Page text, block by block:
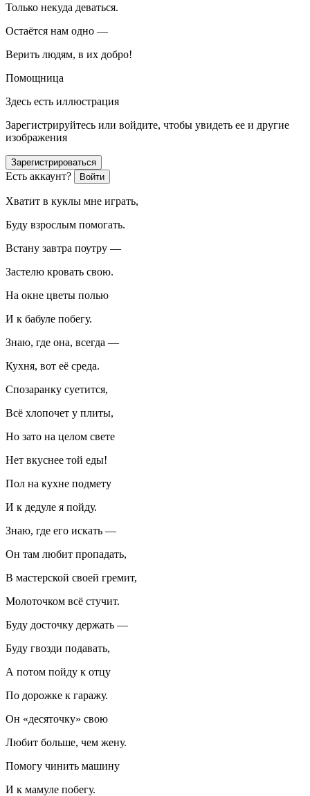
Только некуда деваться.
Остаётся нам одно —
Верить людям, в их добро!
Помощница
Здесь есть иллюстрация
Зарегистрируйтесь или войдите, чтобы увидеть ее и другие
изображения
Зарегистрироваться
Есть аккаунт? Войти
Хватит в куклы мне играть,
Буду взрослым помогать.
Встану завтра поутру —
Застелю кровать свою.
На окне цветы полью
И к бабуле побегу.
Знаю, где она, всегда —
Кухня, вот её среда.
Спозаранку суетится,
Всё хлопочет у плиты,
Но зато на целом свете
Нет вкуснее той еды!
Пол на кухне подмету
И к дедуле я пойду.
Знаю, где его искать —
Он там любит пропадать,
В мастерской своей гремит,
Молоточком всё стучит.
Буду досточку держать —
Буду гвозди подавать,
А потом пойду к отцу
По дорожке к гаражу.
Он «десяточку» свою
Любит больше, чем жену.
Помогу чинить машину
И к мамуле побегу.